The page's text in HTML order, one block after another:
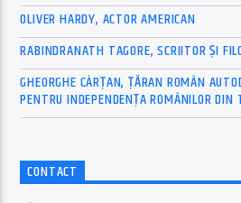
OLIVER HARDY, ACTOR AMERICAN
RABINDRANATH TAGORE, SCRIITOR ȘI
GHEORGHE CÂRȚAN, ŢĂRAN ROMÂN
PENTRU INDEPENDENȚA ROMÂNILOR
CONTACT